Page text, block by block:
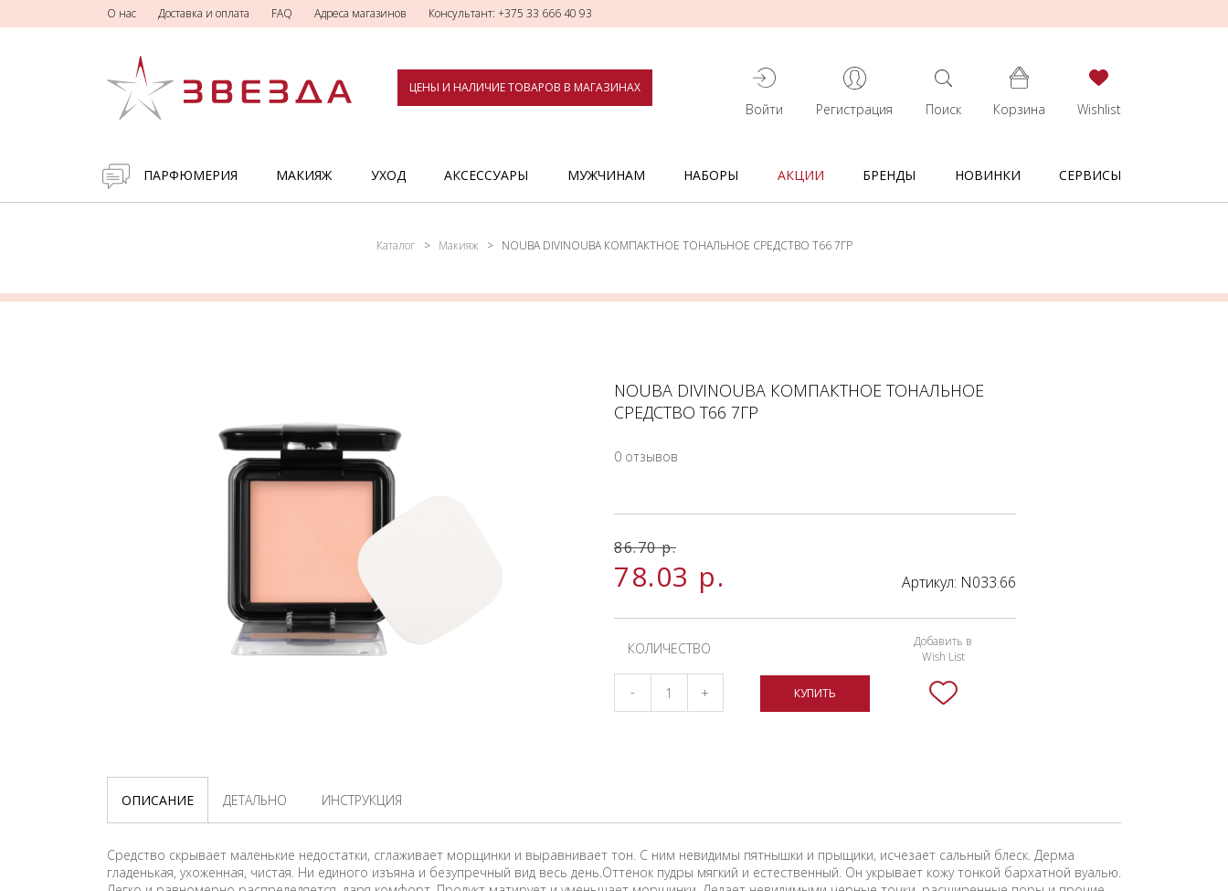
О нас Доставка и оплата FAQ Адреса магазинов Консультант: +375 33 666 40 93
ЦЕНЫ И НАЛИЧИЕ ТОВАРОВ В МАГАЗИНАХ
Войти Регистрация Поиск Корзина Wishlist
ПАРФЮМЕРИЯ МАКИЯЖ УХОД АКСЕССУАРЫ МУЖЧИНАМ НАБОРЫ АКЦИИ БРЕНДЫ НОВИНКИ СЕРВИСЫ
Каталог Макияж NOUBA DIVINOUBA КОМПАКТНОЕ ТОНАЛЬНОЕ СРЕДСТВО Т66 7ГР
NOUBA DIVINOUBA КОМПАКТНОЕ ТОНАЛЬНОЕ
СРЕДСТВО Т66 7ГР
0 отзывов
86.70р.
78.03 р. Артикул: N033.66
КОЛИЧЕСТВО
- + КУПИТЬ
Добавить в
Wish List
ОПИСАНИЕ ДЕТАЛЬНО ИНСТРУКЦИЯ
Средство скрывает маленькие недостатки, сглаживает морщинки и выравнивает тон. С ним невидимы пятнышки и прыщики, исчезает сальный блеск. Дерма
гладенькая, ухоженная, чистая. Ни единого изъяна и безупречный вид весь день.Оттенок пудры мягкий и естественный. Он укрывает кожу тонкой бархатной вуалью.